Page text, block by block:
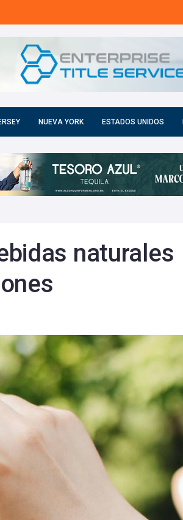
NUEVA YORK ESTADOS UNIDOS
naturales